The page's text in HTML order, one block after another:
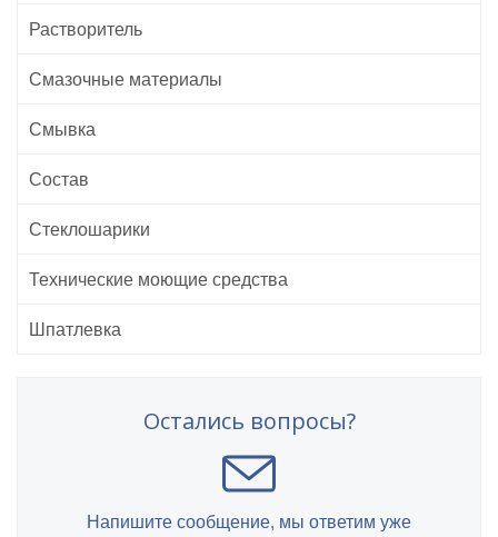
Растворитель
Смазочные материалы
Смывка
Состав
Стеклошарики
Технические моющие средства
Шпатлевка
Остались вопросы?
Напишите сообщение, мы ответим уже